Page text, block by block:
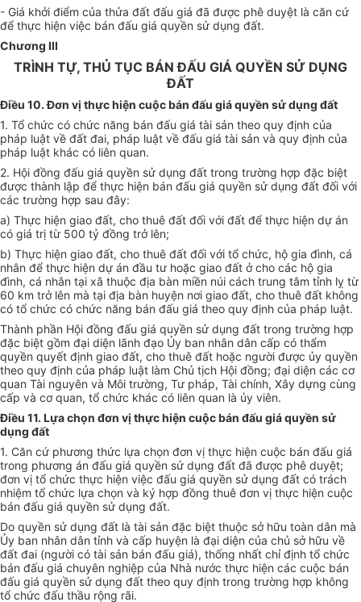
- Giá khởi điểm của thửa đất đấu giá đã được phê duyệt là căn cứ
để thực hiện việc bán đấu giá quyền sử dụng đất.
Chương III
TRÌNH TỰ, THỦ TỤC BÁN ĐẤU GIÁ QUYỀN SỬ DỤNG
ĐẤT
Điều 10. Đơn vị thực hiện cuộc bán đấu giá quyền sử dụng đất
1. Tổ chức có chức năng bán đấu giá tài sản theo quy định của
pháp luật về đất đai, pháp luật về đấu giá tài sản và quy định của
pháp luật khác có liên quan.
2. Hội đồng đấu giá quyền sử dụng đất trong trường hợp đặc biệt
được thành lập để thực hiện bán đấu giá quyền sử dụng đất đối với
các trường hợp sau đây:
a) Thực hiện giao đất, cho thuê đất đối với đất để thực hiện dự án
có giá trị từ 500 tỷ đồng trở lên;
b) Thực hiện giao đất, cho thuê đất đối với tổ chức, hộ gia đình, cá
nhân để thực hiện dự án đầu tư hoặc giao đất ở cho các hộ gia
đình, cá nhân tại xã thuộc địa bàn miền núi cách trung tâm tỉnh lỵ từ
60 km trở lên mà tại địa bàn huyện nơi giao đất, cho thuê đất không
có tổ chức có chức năng bán đấu giá theo quy định của pháp luật.
Thành phần Hội đồng đấu giá quyền sử dụng đất trong trường hợp
đặc biệt gồm đại diện lãnh đạo Ủy ban nhân dân cấp có thẩm
quyền quyết định giao đất, cho thuê đất hoặc người được ủy quyền
theo quy định của pháp luật làm Chủ tịch Hội đồng; đại diện các cơ
quan Tài nguyên và Môi trường, Tư pháp, Tài chính, Xây dựng cùng
cấp và cơ quan, tổ chức khác có liên quan là ủy viên.
Điều 11. Lựa chọn đơn vị thực hiện cuộc bán đấu giá quyền sử
dụng đất
1. Căn cứ phương thức lựa chọn đơn vị thực hiện cuộc bán đấu giá
trong phương án đấu giá quyền sử dụng đất đã được phê duyệt;
đơn vị tổ chức thực hiện việc đấu giá quyền sử dụng đất có trách
nhiệm tổ chức lựa chọn và ký hợp đồng thuê đơn vị thực hiện cuộc
bán đấu giá quyền sử dụng đất.
Do quyền sử dụng đất là tài sản đặc biệt thuộc sở hữu toàn dân mà
Ủy ban nhân dân tỉnh và cấp huyện là đại diện của chủ sở hữu về
đất đai (người có tài sản bán đấu giá), thống nhất chỉ định tổ chức
bán đấu giá chuyên nghiệp của Nhà nước thực hiện các cuộc bán
đấu giá quyền sử dụng đất theo quy định trong trường hợp không
tổ chức đấu thầu rộng rãi.